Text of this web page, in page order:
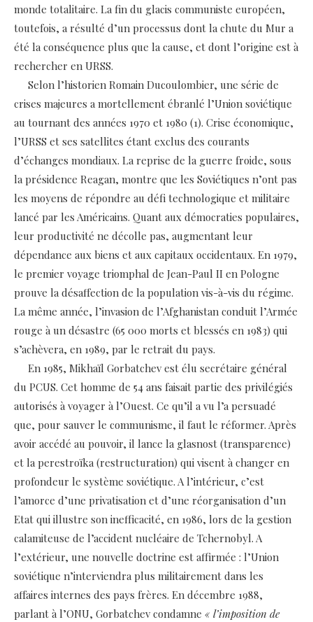
monde totalitaire. La fin du glacis communiste européen,
toutefois, a résulté d’un processus dont la chute du Mur a
été la conséquence plus que la cause, et dont l’origine est à
rechercher en URSS.
Selon l’historien Romain Ducoulombier, une série de
crises majeures a mortellement ébranlé l’Union soviétique
au tournant des années 1970 et 1980 (1). Crise économique,
l’URSS et ses satellites étant exclus des courants
d’échanges mondiaux. La reprise de la guerre froide, sous
la présidence Reagan, montre que les Soviétiques n’ont pas
les moyens de répondre au défi technologique et militaire
lancé par les Américains. Quant aux démocraties populaires,
leur productivité ne décolle pas, augmentant leur
dépendance aux biens et aux capitaux occidentaux. En 1979,
le premier voyage triomphal de Jean-Paul II en Pologne
prouve la désaffection de la population vis-à-vis du régime.
La même année, l’invasion de l’Afghanistan conduit l’Armée
rouge à un désastre (65 000 morts et blessés en 1983) qui
s’achèvera, en 1989, par le retrait du pays.
En 1985, Mikhaïl Gorbatchev est élu secrétaire général
du PCUS. Cet homme de 54 ans faisait partie des privilégiés
autorisés à voyager à l’Ouest. Ce qu’il a vu l’a persuadé
que, pour sauver le communisme, il faut le réformer. Après
avoir accédé au pouvoir, il lance la glasnost (transparence)
et la perestroïka (restructuration) qui visent à changer en
profondeur le système soviétique. A l’intérieur, c’est
l’amorce d’une privatisation et d’une réorganisation d’un
Etat qui illustre son inefficacité, en 1986, lors de la gestion
calamiteuse de l’accident nucléaire de Tchernobyl. A
l’extérieur, une nouvelle doctrine est affirmée : l’Union
soviétique n’interviendra plus militairement dans les
affaires internes des pays frères. En décembre 1988,
parlant à l’ONU, Gorbatchev condamne « l’imposition de